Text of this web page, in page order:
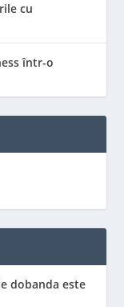
cu
într-o
dobanda este